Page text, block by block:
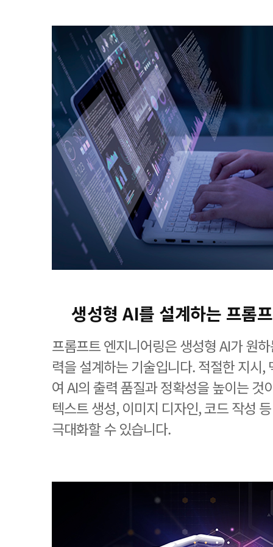
생성형 AI를 설계하는 프롬
프롬프트 엔지니어링은 생성형 AI가 원
력을 설계하는 기술입니다. 적절한 지시,
여 AI의 출력 품질과 정확성을 높이는 것
텍스트 생성, 이미지 디자인, 코드 작성
극대화할 수 있습니다.